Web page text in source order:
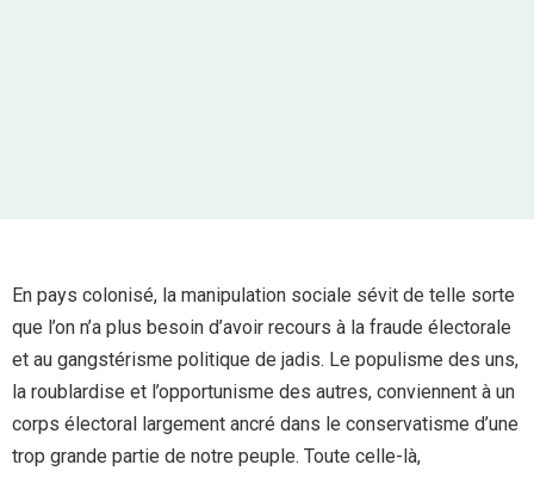
En pays colonisé, la manipulation sociale sévit de telle sorte
que l’on n’a plus besoin d’avoir recours à la fraude électorale
et au gangstérisme politique de jadis. Le populisme des uns,
la roublardise et l’opportunisme des autres, conviennent à un
corps électoral largement ancré dans le conservatisme d’une
trop grande partie de notre peuple. Toute celle-là,